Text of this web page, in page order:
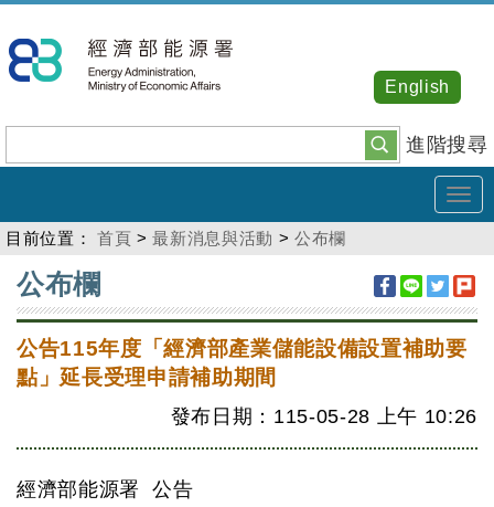
到
主
內
容
進階搜尋
English
目前位置： 首頁 >最新消息與活動 >公布欄
:::
公布欄
公告115年度「經濟部產業儲能設備設置補助要
點」延長受理申請補助期間
發布日期：115-05-28 上午 10:26
經濟部能源署 公告